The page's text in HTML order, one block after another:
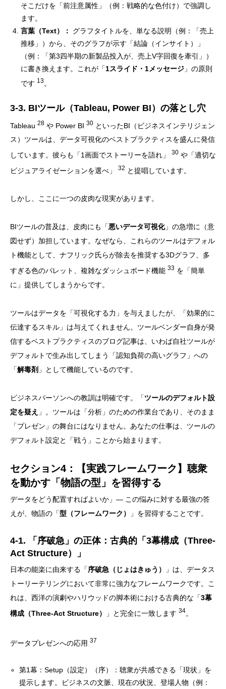
そこだけを「前注意属性」（例：戦略的な色付け）で強調し
ます。
言葉（Text）：
グラフタイトルを、単なる説明（例：「売上
推移」）から、そのグラフが示す「結論（インサイト）」
（例：「第3四半期の新製品投入が、売上V字回復を牽引」）
に書き換えます。これが「1スライド・1メッセージ 」の原則
です 13。
3-3. BIツール（Tableau, Power BI）の落とし穴
Tableau 28 や Power BI 30 といったBI（ビジネスインテリジェン
ス）ツールは、データ可視化のベストプラクティスを盛んに発信
しています。彼らも「1画面でストーリーを語れ」
30 や「適切な
ビジュアライゼーションを選べ」
32 と提唱しています。
しかし、ここに一つの皮肉な現実があります。
BIツールの普及は、皮肉にも「悪いデータ可視化」の急増に（意
図せず）加担しています。なぜなら、これらのツールはデフォル
ト機能として、ナフリック氏らが除去を推奨する3Dグラフ、多
すぎる色のパレット、複雑なダッシュボード機能 33 を「簡単
に」提供してしまうからです。
ツールはデータを「可視化する力」を与えましたが、「効果的に
伝達するスキル」は与えてくれません。ツールベンダー自身が発
信するベストプラクティスのブログ記事は、いわば自社ツールが
デフォルトで生み出してしまう「認知負荷の高いグラフ」への
「解毒剤 」として機能しているのです。
ビジネスパーソンへの教訓は明確です。「ツールのデフォルト設
定を疑え 」。ツールは「分析」のための作業台であり、そのまま
「プレゼン」の舞台にはなりません。あなたの仕事は、ツールの
デフォルト設定と「戦う」ことから始まります。
セクション4：【実践フレームワーク】聴衆
を動かす「物語の型」を習得する
データをどう配置すればよいか」— この悩みに対する最強の答
えが、物語の「型（フレームワーク） 」を習得することです。
4-1. 「序破急」の正体：古典的「3幕構成（Three-
Act Structure）」
日本の能楽に由来する「序破急（じょはきゅう）
」は、データス
トーリーテリングにおいて非常に強力なフレームワークです。こ
れは、西洋の演劇やハリウッドの脚本術における古典的な「3幕
構成（Three-Act Structure）
」と完全に一致します 34。
データプレゼンへの応用 37
第1幕：Setup（設定）（序）：聴衆が共感できる「現状」を
提示します。ビジネスの文脈、現在の状況、登場人物（例：